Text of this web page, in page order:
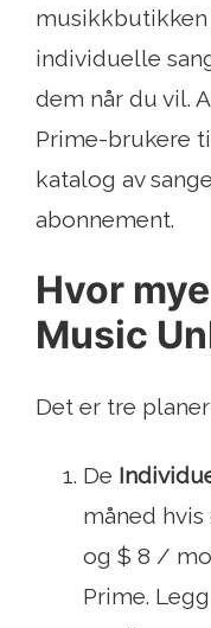
individuelle
dem når du vil.
Prime-brukere
katalog av
abonnement.
Hvor
Music
Det er tre
De
måned
og $ 8 /
Prime.